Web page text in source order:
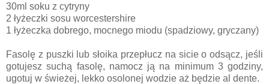
30ml soku z cytryny
2 łyżeczki sosu worcestershire
1 łyżeczka dobrego, mocnego miodu (spadziowy, gryczany)
Fasolę z puszki lub słoika przepłucz na sicie o odsącz, jeśli
gotujesz suchą fasolę, namocz ją na minimum 3 godziny,
ugotuj w świeżej, lekko osolonej wodzie aż będzie al dente.